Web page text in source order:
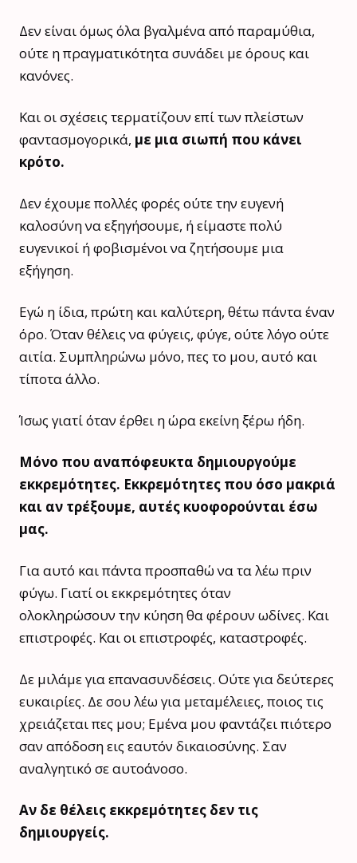
Δεν είναι όμως όλα βγαλμένα από παραμύθια,
ούτε η πραγματικότητα συνάδει με όρους και
κανόνες.
Και οι σχέσεις τερματίζουν επί των πλείστων
φαντασμογορικά, με μια σιωπή που κάνει
κρότο.
Δεν έχουμε πολλές φορές ούτε την ευγενή
καλοσύνη να εξηγήσουμε, ή είμαστε πολύ
ευγενικοί ή φοβισμένοι να ζητήσουμε μια
εξήγηση.
Εγώ η ίδια, πρώτη και καλύτερη, θέτω πάντα έναν
όρο. Όταν θέλεις να φύγεις, φύγε, ούτε λόγο ούτε
αιτία. Συμπληρώνω μόνο, πες το μου, αυτό και
τίποτα άλλο.
Ίσως γιατί όταν έρθει η ώρα εκείνη ξέρω ήδη.
Μόνο που αναπόφευκτα δημιουργούμε
εκκρεμότητες. Εκκρεμότητες που όσο μακριά
και αν τρέξουμε, αυτές κυοφορούνται έσω
μας.
Για αυτό και πάντα προσπαθώ να τα λέω πριν
φύγω. Γιατί οι εκκρεμότητες όταν
ολοκληρώσουν την κύηση θα φέρουν ωδίνες. Και
επιστροφές. Και οι επιστροφές, καταστροφές.
Δε μιλάμε για επανασυνδέσεις. Ούτε για δεύτερες
ευκαιρίες. Δε σου λέω για μεταμέλειες, ποιος τις
χρειάζεται πες μου; Εμένα μου φαντάζει πιότερο
σαν απόδοση εις εαυτόν δικαιοσύνης. Σαν
αναλγητικό σε αυτοάνοσο.
Αν δε θέλεις εκκρεμότητες δεν τις
δημιουργείς.